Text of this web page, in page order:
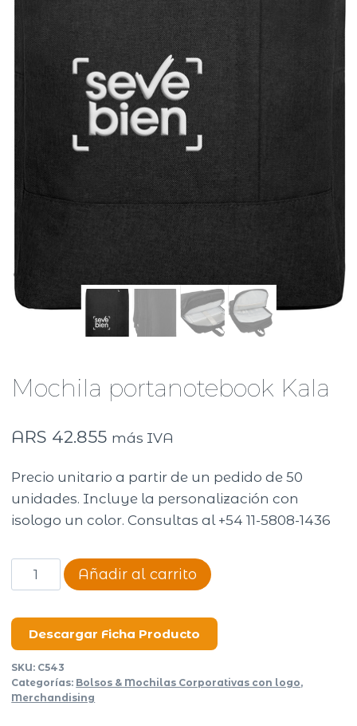
Mochila portanotebook Kala
ARS 42.855 más IVA
Precio unitario a partir de un pedido de 50
unidades. Incluye la personalización con
isologo un color. Consultas al +54 11-5808-1436
Mochila
portanotebook
cantidad
Añadir al carrito
Descargar Ficha Producto
SKU: C543
Categorías: Bolsos & Mochilas Corporativas con logo,
Merchandising